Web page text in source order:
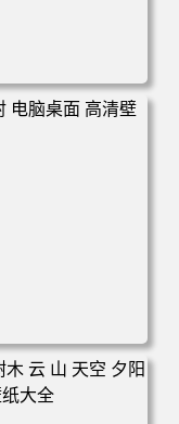
纸 壁纸下载 壁纸
面 高清壁纸 壁纸